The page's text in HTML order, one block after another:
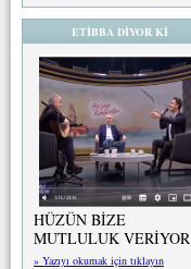
ETİBBA DİYOR Kİ
HÜZÜN BİZE
MUTLULUK VERİYOR
» Yazıyı okumak için tıklayın